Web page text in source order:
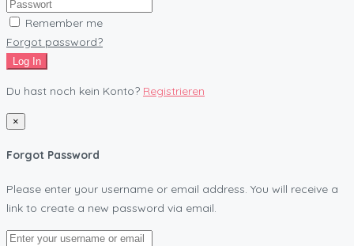
Remember me
Forgot password?
Log In
Du hast noch kein Konto? Registrieren
×
Forgot Password
Please enter your username or email address. You will receive a
link to create a new password via email.